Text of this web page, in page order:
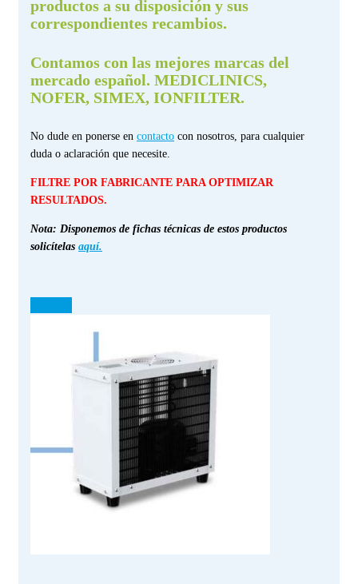
productos a su disposición y sus
correspondientes recambios.
Contamos con las mejores marcas del
mercado español. MEDICLINICS,
NOFER, SIMEX, IONFILTER.
No dude en ponerse en contacto con nosotros, para cualquier
duda o aclaración que necesite.
FILTRE POR FABRICANTE PARA OPTIMIZAR
RESULTADOS.
Nota: Disponemos de fichas técnicas de estos productos
solicítelas aquí.